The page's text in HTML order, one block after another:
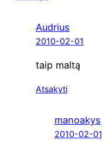
Audrius
2010-02-01
taip mal­tą
Atsakyti
manoakys
2010-02-01